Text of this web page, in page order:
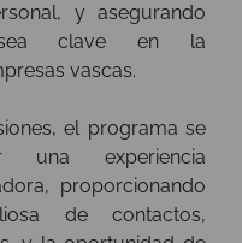
y asegurando
clave en la
vascas.
el programa se
una experiencia
proporcionando
de contactos,